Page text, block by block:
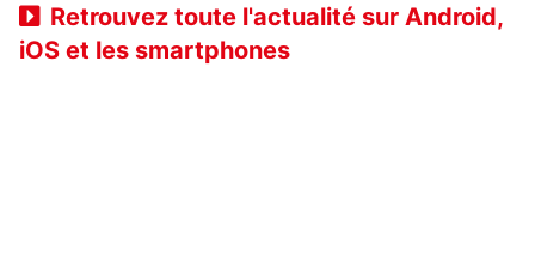
Retrouvez toute l'actualité sur Android,
iOS et les smartphones